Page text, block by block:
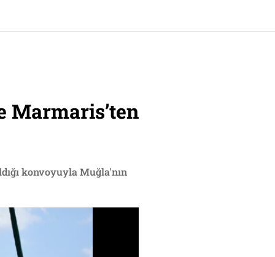
Marmaris’ten
konvoyuyla Muğla'nın